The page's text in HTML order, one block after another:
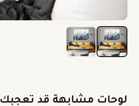
لوحات مشابهة قد تعجبك